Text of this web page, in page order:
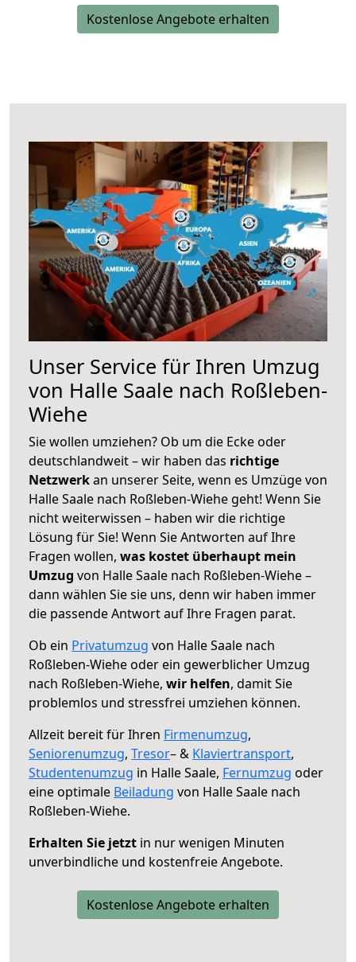
Kostenlose Angebote erhalten
Unser Service für Ihren Umzug
von Halle Saale nach Roßleben-
Wiehe
Sie wollen umziehen? Ob um die Ecke oder
deutschlandweit – wir haben das richtige
Netzwerkan unserer Seite, wenn es Umzüge von
Halle Saale nach Roßleben-Wiehe geht! Wenn Sie
nicht weiterwissen – haben wir die richtige
Lösung für Sie! Wenn Sie Antworten auf Ihre
Fragen wollen, was kostet überhaupt mein
Umzug von Halle Saale nach Roßleben-Wiehe –
dann wählen Sie sie uns, denn wir haben immer
die passende Antwort auf Ihre Fragen parat.
Ob ein Privatumzug von Halle Saale nach
Roßleben-Wiehe oder ein gewerblicher Umzug
nach Roßleben-Wiehe, wir helfen, damit Sie
problemlos und stressfrei umziehen können.
Allzeit bereit für Ihren Firmenumzug,
Seniorenumzug, Tresor– & Klaviertransport,
Studentenumzug in Halle Saale, Fernumzug oder
eine optimale Beiladung von Halle Saale nach
Roßleben-Wiehe.
Erhalten Sie jetzt in nur wenigen Minuten
unverbindliche und kostenfreie Angebote.
Kostenlose Angebote erhalten